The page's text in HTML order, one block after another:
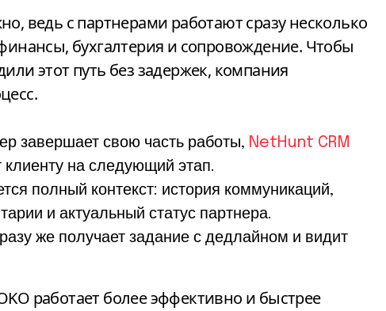
ведь с партнерами работают сразу несколько
бухгалтерия и сопровождение. Чтобы
этот путь без задержек, компания
завершает свою часть работы, NetHunt CRM
клиенту на следующий этап.
полный контекст: история коммуникаций,
и актуальный статус партнера.
же получает задание с дедлайном и видит
работает более эффективно и быстрее